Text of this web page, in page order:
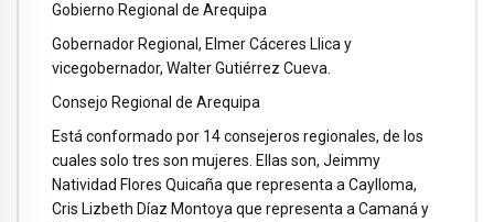
Gobierno Regional de Arequipa
Gobernador Regional, Elmer Cáceres Llica y
vicegobernador, Walter Gutiérrez Cueva.
Consejo Regional de Arequipa
Está conformado por 14 consejeros regionales, de los
cuales solo tres son mujeres. Ellas son, Jeimmy
Natividad Flores Quicaña que representa a Caylloma,
Cris Lizbeth Díaz Montoya que representa a Camaná y